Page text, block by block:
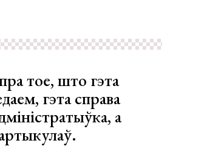
тое, што гэта
гэта справа
а